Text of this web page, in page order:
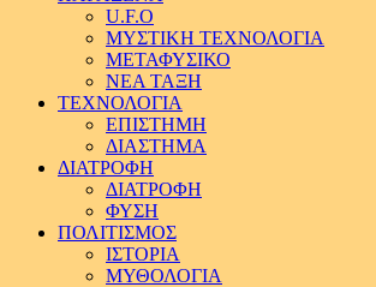
U.F.O
ΜΥΣΤΙΚΗ ΤΕΧΝΟΛΟΓΙΑ
ΜΕΤΑΦΥΣΙΚΟ
ΝΕΑ ΤΑΞΗ
ΤΕΧΝΟΛΟΓΙΑ
ΕΠΙΣΤΗΜΗ
ΔΙΑΣΤΗΜΑ
ΔΙΑΤΡΟΦΗ
ΔΙΑΤΡΟΦΗ
ΦΥΣΗ
ΠΟΛΙΤΙΣΜΟΣ
ΙΣΤΟΡΙΑ
ΜΥΘΟΛΟΓΙΑ